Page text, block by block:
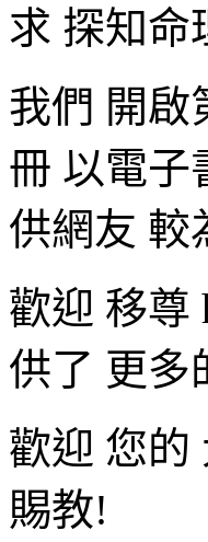
求 探知命
我們 開啟
冊 以電子
供網友
歡迎 移尊
供了 更
歡迎 您的
賜教!